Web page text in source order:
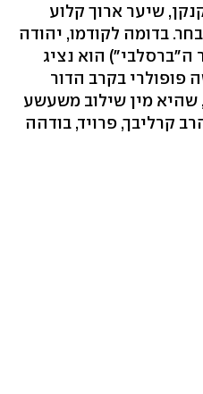
שיער ארוך קלוע
בדומה לקודמו, יהודה
הוא נציג
פופולרי בקרב הדור
שהיא מין שילוב משעשע
קרליבך, פרויד, בודהה